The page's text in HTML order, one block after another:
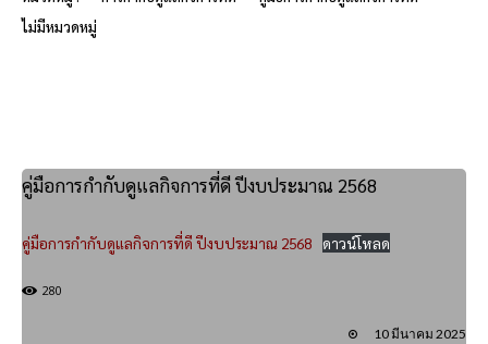
ไม่มีหมวดหมู่
คู่มือการกำกับดูแลกิจการที่ดี ปีงบประมาณ 2568
คู่มือการกำกับดูแลกิจการที่ดี ปีงบประมาณ 2568 ดาวน์โหลด
280
10 มีนาคม 2025